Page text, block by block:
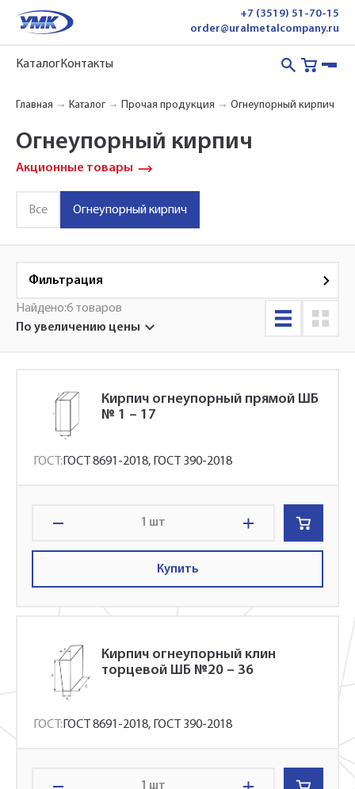
+7 (3519) 51-70-15
order@uralmetalcompany.ru
КаталогКонтакты
Главная Каталог Прочая продукция Огнеупорный кирпич
Огнеупорный кирпич
Акционные товары
Все Огнеупорный кирпич
Фильтрация
Найдено:6 товаров
по увеличению цены
Кирпич огнеупорный прямой ШБ
№ 1 – 17
ГОСТ:ГОСТ 8691-2018, ГОСТ 390-2018
шт
Купить
Кирпич огнеупорный клин
торцевой ШБ №20 – 36
ГОСТ:ГОСТ 8691-2018, ГОСТ 390-2018
шт